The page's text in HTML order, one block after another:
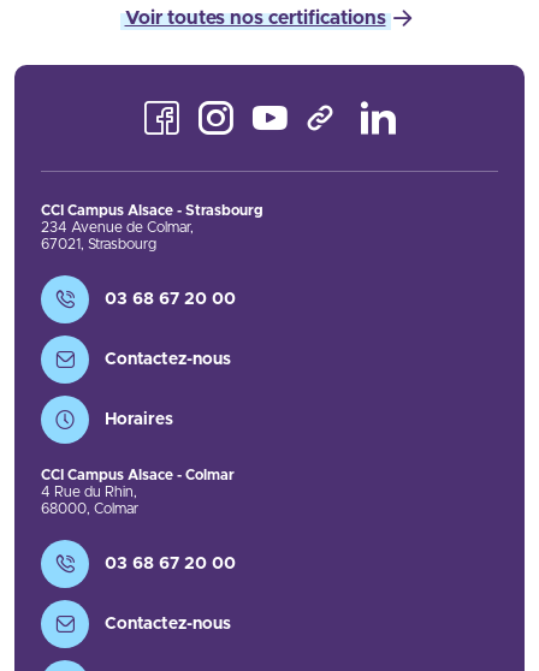
Voir toutes nos certifications
FacebookInstagramYoutube TikTok
CCI Campus Alsace - Strasbourg
234 Avenue de Colmar,
67021, Strasbourg
Contact
03 68 67 20 00
Contactez-nous
Horaires
CCI Campus Alsace - Colmar
4 Rue du Rhin,
68000, Colmar
Contact
03 68 67 20 00
Contactez-nous